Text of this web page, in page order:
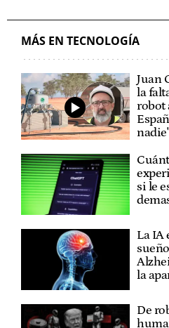
MÁS EN TECNOLOGÍA
Juan
la
robot
si le
La IA
la
De